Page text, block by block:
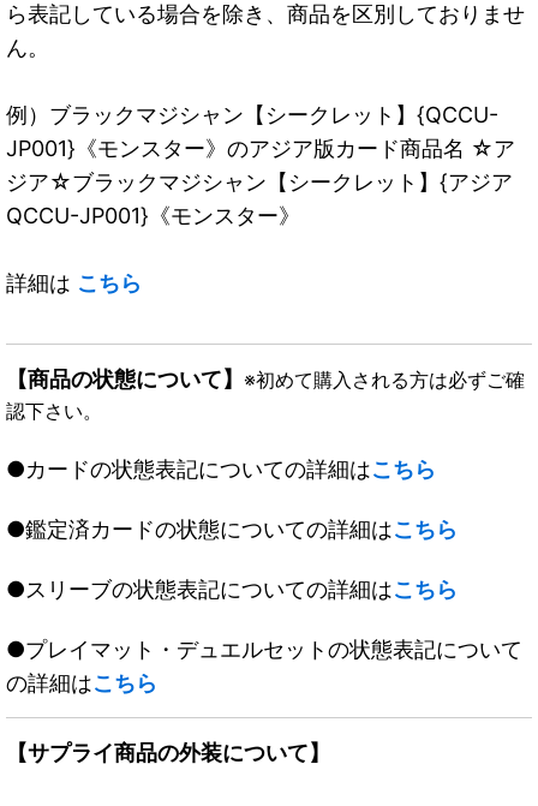
ら表記している場合を除き、商品を区別しておりませ
ん。
例）ブラックマジシャン【シークレット】{QCCU-
JP001}《モンスター》のアジア版カード商品名 ☆ア
ジア☆ブラックマジシャン【シークレット】{アジア
QCCU-JP001}《モンスター》
詳細は こちら
【商品の状態について】 ※初めて購入される方は必ずご確
認下さい。
●カードの状態表記についての詳細はこちら
●鑑定済カードの状態についての詳細はこちら
●スリーブの状態表記についての詳細はこちら
●プレイマット・デュエルセットの状態表記について
の詳細はこちら
【サプライ商品の外装について】